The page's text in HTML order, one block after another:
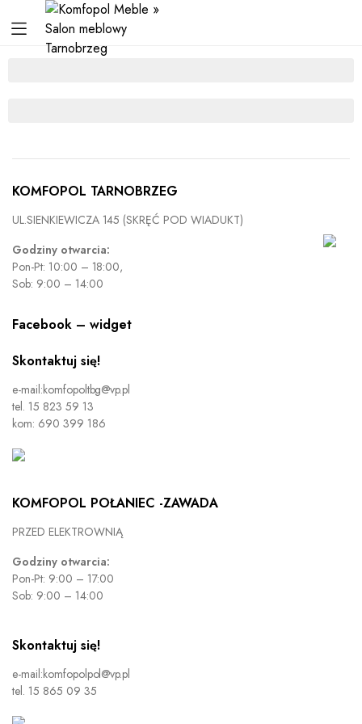
KOMFOPOL TARNOBRZEG
UL.SIENKIEWICZA 145 (SKRĘĆ POD WIADUKT)
Godziny otwarcia:
Pon-Pt: 10:00 – 18:00,
Sob: 9:00 – 14:00
Facebook – widget
Skontaktuj się!
e-mail:komfopoltbg@vp.pl
tel. 15 823 59 13
kom: 690 399 186
KOMFOPOL POŁANIEC -ZAWADA
PRZED ELEKTROWNIĄ
Godziny otwarcia:
Pon-Pt: 9:00 – 17:00
Sob: 9:00 – 14:00
Skontaktuj się!
e-mail:komfopolpol@vp.pl
tel. 15 865 09 35